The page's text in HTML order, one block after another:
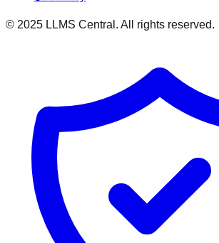
© 2025 LLMS Central. All rights reserved.